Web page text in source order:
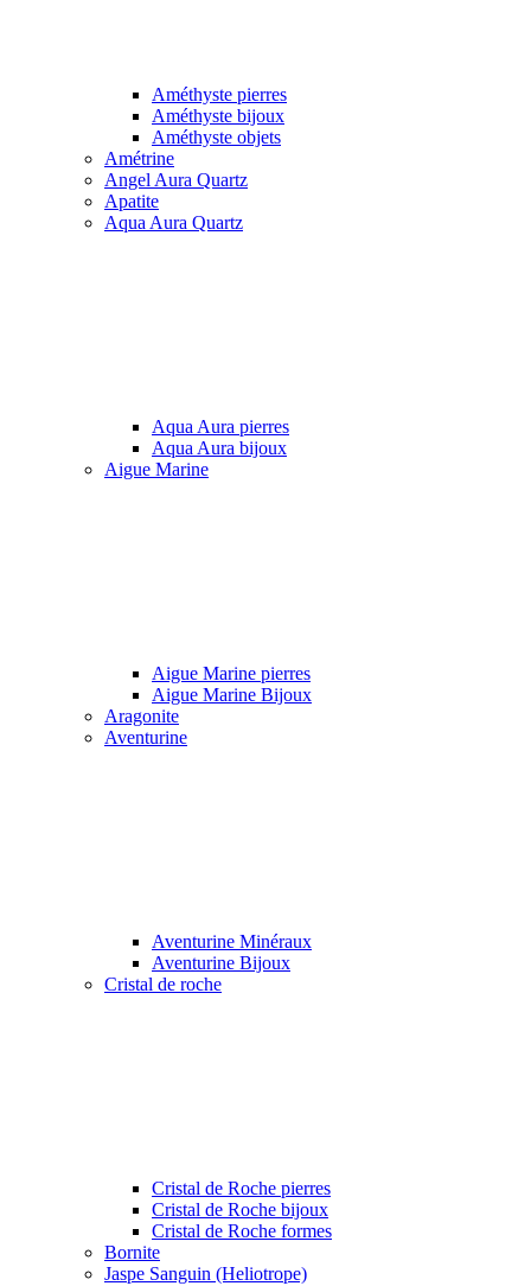
Améthyste pierres
Améthyste bijoux
Améthyste objets
Amétrine
Angel Aura Quartz
Apatite
Aqua Aura Quartz
Aqua Aura pierres
Aqua Aura bijoux
Aigue Marine
Aigue Marine pierres
Aigue Marine Bijoux
Aragonite
Aventurine
Aventurine Minéraux
Aventurine Bijoux
Cristal de roche
Cristal de Roche pierres
Cristal de Roche bijoux
Cristal de Roche formes
Bornite
Jaspe Sanguin (Heliotrope)